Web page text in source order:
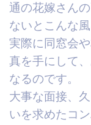
通の花嫁さん
ないとこんな
実際に同窓会
真を手にして
なるのです。
大事な面接、
いを求めたコン